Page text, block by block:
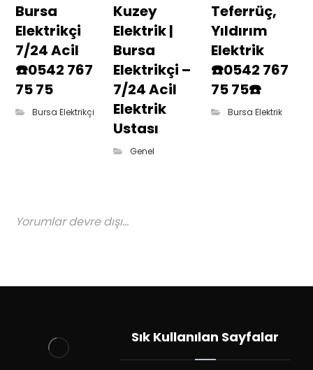
Bursa
Elektrikçi
7/24 Acil
☎️0542 767
75 75
Bursa Elektrikçi
Kuzey
Elektrik |
Bursa
Elektrikçi –
7/24 Acil
Elektrik
Ustası
Genel
Teferrüç,
Yıldırım
Elektrik
☎️0542 767
75 75☎️
Bursa Elektrik
Yorumlar devre dışı...
Sık Kullanılan Sayfalar